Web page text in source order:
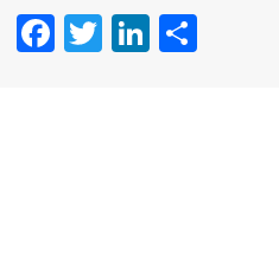
Facebook
TwitterLinkedIn